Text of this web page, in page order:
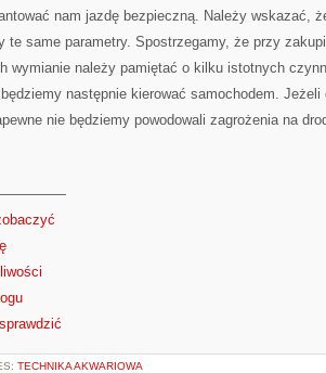
nam jazdę bezpieczną. Należy wskazać,
te same parametry. Spostrzegamy, że przy
wymianie należy pamiętać o kilku istotnych
następnie kierować samochodem.
nie będziemy powodowali zagrożenia na
TECHNIKA AKWARIOWA